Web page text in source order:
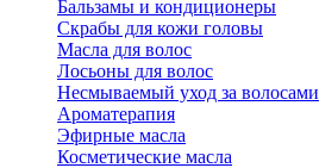
Бальзамы и кондиционеры
Скрабы для кожи головы
Масла для волос
Лосьоны для волос
Несмываемый уход за волосами
Ароматерапия
Эфирные масла
Косметические масла